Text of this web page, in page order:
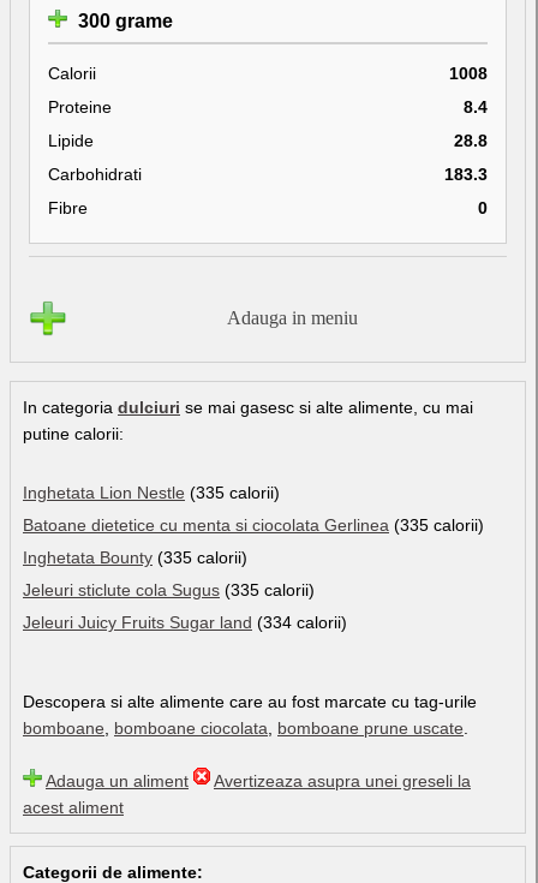
300 grame
Calorii
1008
Proteine
8.4
Lipide
28.8
Carbohidrati
183.3
Fibre
0
Adauga in meniu
In categoria dulciuri se mai gasesc si alte alimente, cu mai
putine calorii:
Inghetata Lion Nestle (335 calorii)
Batoane dietetice cu menta si ciocolata Gerlinea (335 calorii)
Inghetata Bounty (335 calorii)
Jeleuri sticlute cola Sugus (335 calorii)
Jeleuri Juicy Fruits Sugar land (334 calorii)
Descopera si alte alimente care au fost marcate cu tag-urile
bomboane
bomboane ciocolata bomboane prune uscate
Adauga un aliment
Avertizeaza asupra unei greseli la
acest aliment
Categorii de alimente: